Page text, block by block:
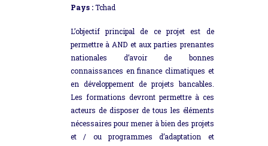
Pays :Tchad
L’objectif principal de ce projet est de
permettre à AND et aux parties prenantes
nationales d’avoir de bonnes
connaissances en finance climatiques et
en développement de projets bancables.
Les formations devront permettre à ces
acteurs de disposer de tous les éléments
nécessaires pour mener à bien des projets
et / ou programmes d’adaptation et